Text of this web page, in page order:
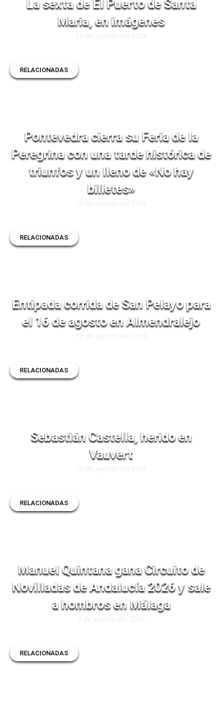
La sexta de El Puerto de Santa
Maria, en imágenes
RELACIONADAS
Pontevedra cierra su Feria de la
Peregrina con una tarde histórica de
triunfos y un lleno de «No hay
billetes»
RELACIONADAS
Entipada corrida de San Pelayo para
el 16 de agosto en Almendralejo
RELACIONADAS
Sebastián Castella, herido en
Vauvert
RELACIONADAS
Manuel Quintana gana Circuito de
Novilladas de Andalucía 2026 y sale
a hombros en Málaga
RELACIONADAS